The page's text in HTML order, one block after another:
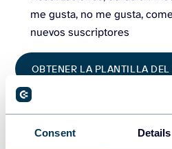
Consent Details
me gusta, no me gusta,
nuevos suscriptores
OBTENER LA PLANTILLA
4. Panel de la